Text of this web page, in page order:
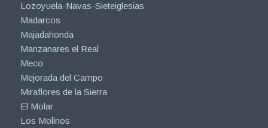
Lozoyuela-Navas-Sieteiglesias
Madarcos
Majadahonda
Manzanares el Real
Meco
Mejorada del Campo
Miraflores de la Sierra
El Molar
Los Molinos